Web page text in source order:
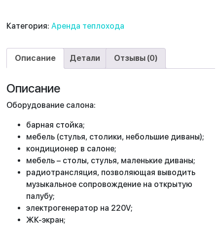
Категория: Аренда теплохода
Описание Детали Отзывы (0)
Описание
Оборудование салона:
барная стойка;
мебель (стулья, столики, небольшие диваны);
кондиционер в салоне;
мебель – столы, стулья, маленькие диваны;
радиотрансляция, позволяющая выводить
музыкальное сопровождение на открытую
палубу;
электрогенератор на 220V;
ЖК-экран;